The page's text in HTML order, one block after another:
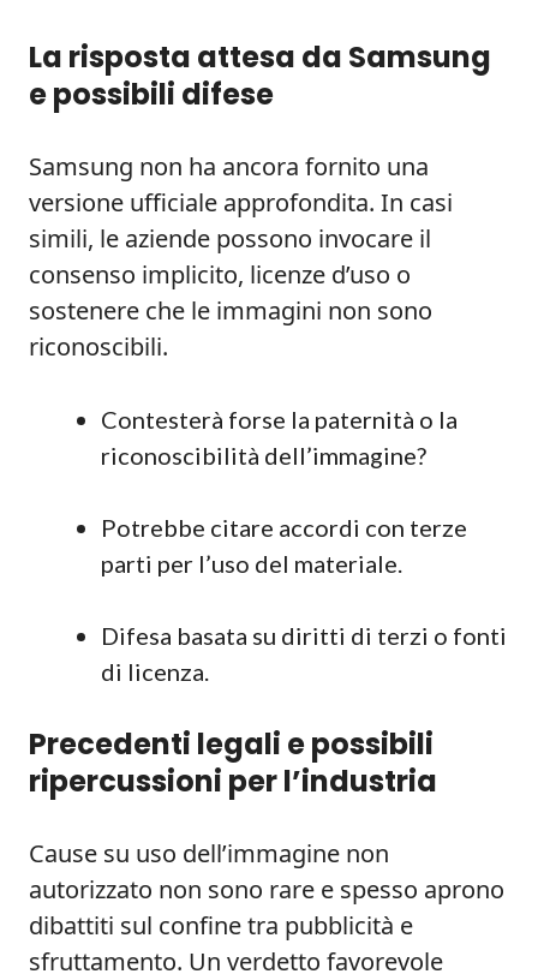
La risposta attesa da Samsung
e possibili difese
Samsung non ha ancora fornito una
versione ufficiale approfondita. In casi
simili, le aziende possono invocare il
consenso implicito, licenze d’uso o
sostenere che le immagini non sono
riconoscibili.
Contesterà forse la paternità o la
riconoscibilità dell’immagine?
Potrebbe citare accordi con terze
parti per l’uso del materiale.
Difesa basata su diritti di terzi o fonti
di licenza.
Precedenti legali e possibili
ripercussioni per l’industria
Cause su uso dell’immagine non
autorizzato non sono rare e spesso aprono
dibattiti sul confine tra pubblicità e
sfruttamento. Un verdetto favorevole